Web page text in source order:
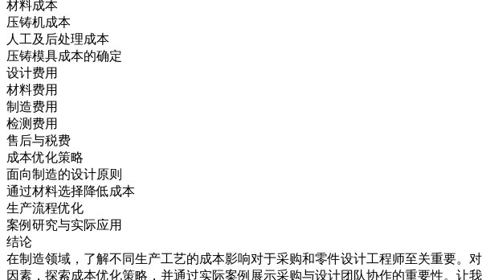
材料成本
压铸机成本
人工及后处理成本
压铸模具成本的确定
设计费用
材料费用
制造费用
检测费用
售后与税费
成本优化策略
面向制造的设计原则
通过材料选择降低成本
生产流程优化
案例研究与实际应用
结论
在制造领域，了解不同生产工艺的成本影响对于采购和零件设计工程师至关重要
因素，探索成本优化策略，并通过实际案例展示采购与设计团队协作的重要性。让